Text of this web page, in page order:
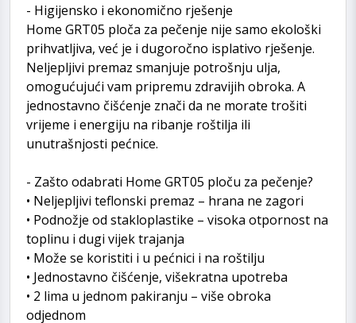
- Higijensko i ekonomično rješenje
Home GRT05 ploča za pečenje nije samo ekološki
prihvatljiva, već je i dugoročno isplativo rješenje.
Neljepljivi premaz smanjuje potrošnju ulja,
omogućujući vam pripremu zdravijih obroka. A
jednostavno čišćenje znači da ne morate trošiti
vrijeme i energiju na ribanje roštilja ili
unutrašnjosti pećnice.
- Zašto odabrati Home GRT05 ploču za pečenje?
• Neljepljivi teflonski premaz – hrana ne zagori
• Podnožje od stakloplastike – visoka otpornost na
toplinu i dugi vijek trajanja
• Može se koristiti i u pećnici i na roštilju
• Jednostavno čišćenje, višekratna upotreba
• 2 lima u jednom pakiranju – više obroka
odjednom